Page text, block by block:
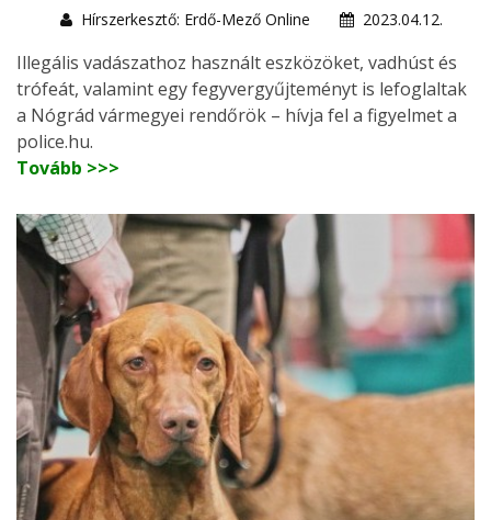
Hírszerkesztő: Erdő-Mező Online
2023.04.12.
Illegális vadászathoz használt eszközöket, vadhúst és
trófeát, valamint egy fegyvergyűjteményt is lefoglaltak
a Nógrád vármegyei rendőrök – hívja fel a figyelmet a
police.hu.
Tovább >>>